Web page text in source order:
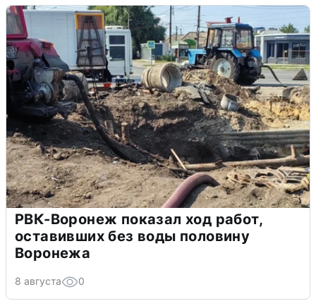
РВК-Воронеж показал ход работ,
оставивших без воды половину
Воронежа
8 августа 0